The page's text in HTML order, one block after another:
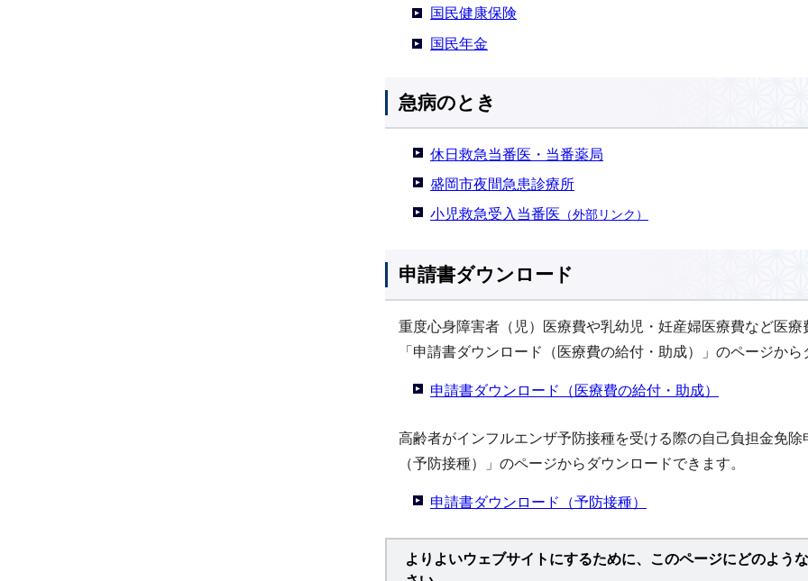
国民健康保険
国民年金
急病のとき
休日救急当番医・当番薬局
盛岡市夜間急患診療所
小児救急受入当番医 （外部リンク）
申請書ダウンロード
重度心身障害者（児）医療費や乳幼児・妊産婦医療費など医
「申請書ダウンロード（医療費の給付・助成）」のページか
申請書ダウンロード（医療費の給付・助成）
高齢者がインフルエンザ予防接種を受ける際の自己負担金免
（予防接種）」のページからダウンロードできます。
申請書ダウンロード（予防接種）
よりよいウェブサイトにするために、このページにどのよう